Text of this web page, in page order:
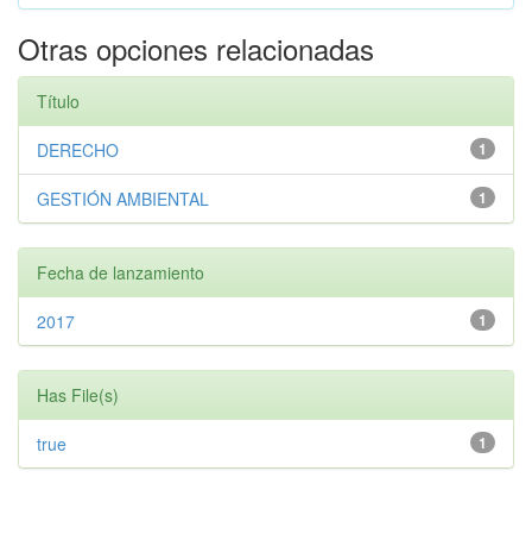
Otras opciones relacionadas
Título
1
DERECHO
1
GESTIÓN AMBIENTAL
Fecha de lanzamiento
1
2017
Has File(s)
1
true